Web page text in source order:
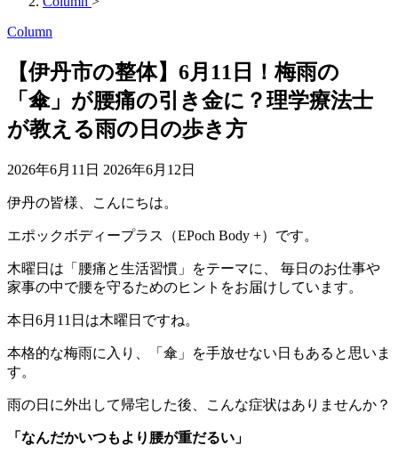
Column
【伊丹市の整体】6月11日！梅雨の
「傘」が腰痛の引き金に？理学療法士
が教える雨の日の歩き方
2026年6月11日 2026年6月12日
伊丹の皆様、こんにちは。
エポックボディープラス（EPoch Body +）です。
木曜日は「腰痛と生活習慣」をテーマに、 毎日のお仕事や
家事の中で腰を守るためのヒントをお届けしています。
本日6月11日は木曜日ですね。
本格的な梅雨に入り、「傘」を手放せない日もあると思いま
す。
雨の日に外出して帰宅した後、こんな症状はありませんか？
「なんだかいつもより腰が重だるい」